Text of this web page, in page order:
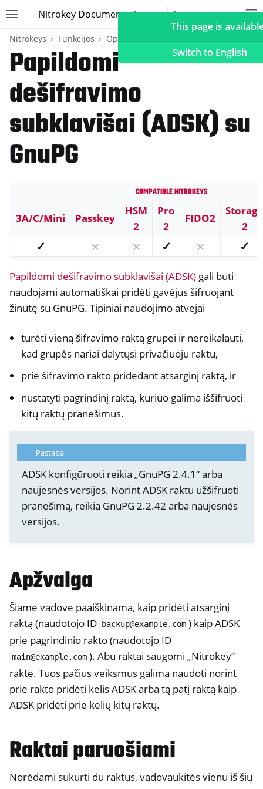
Toggle site navigation sidebar
Nitrokey Documentation
navigation of Funkcijos
navigation of FIDO2
navigation of U2F
navigation of OpenVPN
navigation of SSH
navigation of Kietojo disko šifravimas
Nitrokeys Funkcijos OpenPGP card
Papildomi
dešifravimo
subklavišai (ADSK) su
GnuPG
Compatible Nitrokeys
3A/C/Mini Passkey
HSM
2
Pro
2
FIDO2
2
✓ ⨯ ⨯ ✓ ⨯ ✓
Papildomi dešifravimo subklavišai (ADSK) gali būti
naudojami automatiškai pridėti gavėjus šifruojant
žinutę su GnuPG. Tipiniai naudojimo atvejai
turėti vieną šifravimo raktą grupei ir nereikalauti,
kad grupės nariai dalytųsi privačiuoju raktu,
prie šifravimo rakto pridedant atsarginį raktą, ir
nustatyti pagrindinį raktą, kuriuo galima iššifruoti
kitų raktų pranešimus.
Pastaba
ADSK konfigūruoti reikia „GnuPG 2.4.1“ arba
naujesnės versijos. Norint ADSK raktu užšifruoti
pranešimą, reikia GnuPG 2.2.42 arba naujesnės
versijos.
Apžvalga
Šiame vadove paaiškinama, kaip pridėti atsarginį
raktą (naudotojo ID
backup@example.com ) kaip ADSK
prie pagrindinio rakto (naudotojo ID
main@example.com ). Abu raktai saugomi „Nitrokey“
rakte. Tuos pačius veiksmus galima naudoti norint
prie rakto pridėti kelis ADSK arba tą patį raktą kaip
ADSK pridėti prie kelių kitų raktų.
Raktai paruošiami
Norėdami sukurti du raktus, vadovaukitės vienu iš šių
This page is
Switch to English